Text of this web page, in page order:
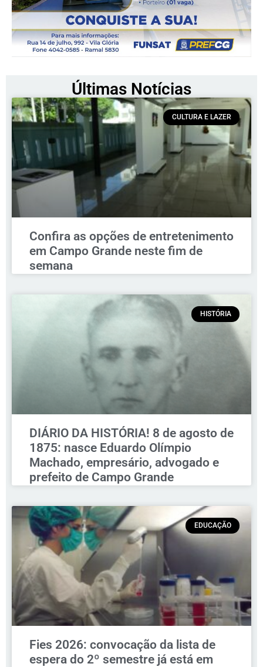
Últimas Notícias
CULTURA E LAZER
Confira as opções de entretenimento
em Campo Grande neste fim de
semana
HISTÓRIA
DIÁRIO DA HISTÓRIA! 8 de agosto de
1875: nasce Eduardo Olímpio
Machado, empresário, advogado e
prefeito de Campo Grande
EDUCAÇÃO
Fies 2026: convocação da lista de
espera do 2º semestre já está em